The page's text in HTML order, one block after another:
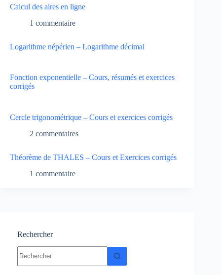
Calcul des aires en ligne
1 commentaire
Logarithme népérien – Logarithme décimal
Fonction exponentielle – Cours, résumés et exercices
corrigés
Cercle trigonométrique – Cours et exercices corrigés
2 commentaires
Théorème de THALES – Cours et Exercices corrigés
1 commentaire
Rechercher
résultat